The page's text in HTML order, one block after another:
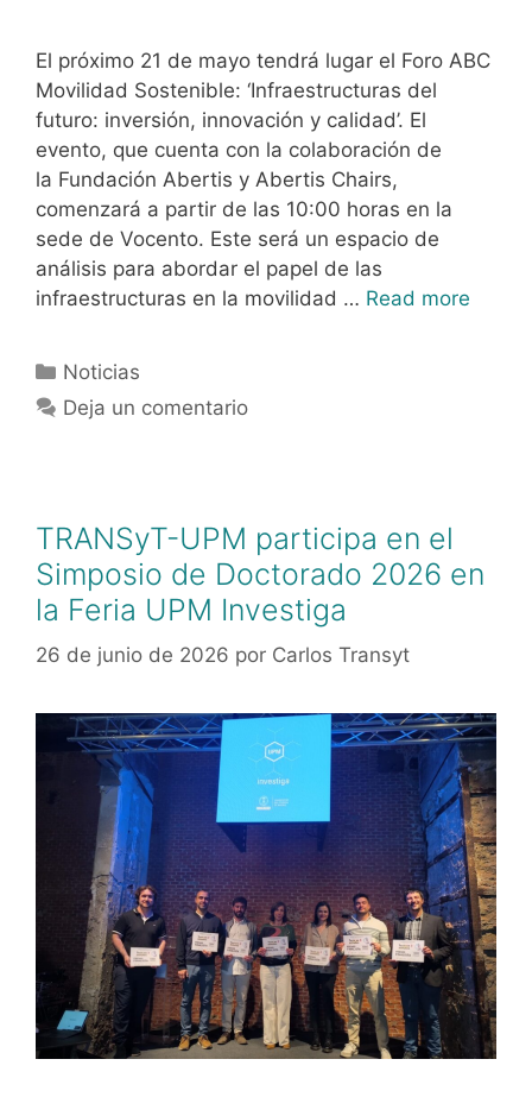
El próximo 21 de mayo tendrá lugar el Foro ABC
Movilidad Sostenible: ‘Infraestructuras del
futuro: inversión, innovación y calidad’. El
evento, que cuenta con la colaboración de
la Fundación Abertis y Abertis Chairs,
comenzará a partir de las 10:00 horas en la
sede de Vocento. Este será un espacio de
análisis para abordar el papel de las
infraestructuras en la movilidad … Read more
Noticias
Deja un comentario
TRANSyT-UPM participa en el
Simposio de Doctorado 2026 en
la Feria UPM Investiga
26 de junio de 2026 por Carlos Transyt